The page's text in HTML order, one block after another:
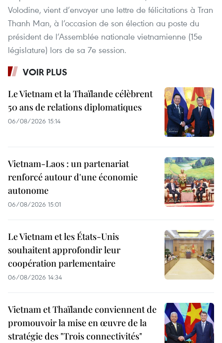
Volodine, vient d’envoyer une lettre de félicitations à Tran
Thanh Man, à l’occasion de son élection au poste du
président de l’Assemblée nationale vietnamienne (15e
législature) lors de sa 7e session.
VOIR PLUS
Le Vietnam et la Thaïlande célèbrent
50 ans de relations diplomatiques
06/08/2026 15:14
Vietnam-Laos : un partenariat
renforcé autour d'une économie
autonome
06/08/2026 15:01
Le Vietnam et les États-Unis
souhaitent approfondir leur
coopération parlementaire
06/08/2026 14:34
Vietnam et Thaïlande conviennent de
promouvoir la mise en œuvre de la
stratégie des "Trois connectivités"